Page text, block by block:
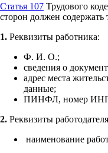
Статья 107 Трудового
сторон должен содержать
1. Реквизиты работника:
Ф. И. О.;
сведения о
адрес места
данные;
ПИНФЛ, номер
2. Реквизиты
наименование